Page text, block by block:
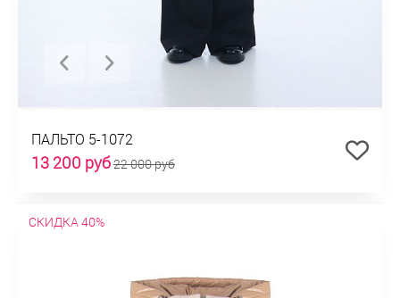
ПАЛЬТО 5-1072
13 200 руб22 000 руб
СКИДКА 40%